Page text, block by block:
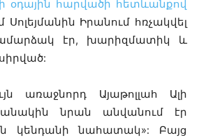
օդային հարվածի հետևանքով
Իրանում հռչակվել
էր, խարիզմատիկ և
առաջնորդ Այաթոլլահ Ալի
նրան անվանում էր
կենդանի նահատակ»: Բայց